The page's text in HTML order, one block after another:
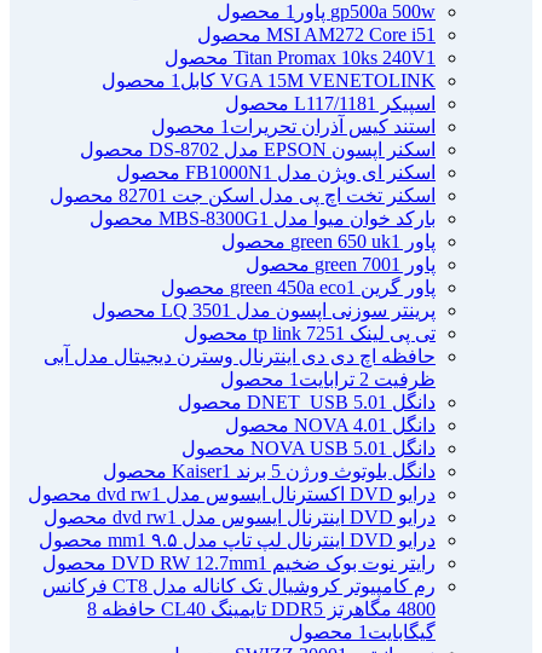
gp500a 500w پاور
1 محصول
MSI AM272 Core i51 محصول
Titan Promax 10ks 240V1 محصول
VGA 15M VENETOLINK کابل
1 محصول
اسپیکر L117/118
1 محصول
استند کیس آذران تحریرات 1 محصول
اسکنر اپسون EPSON مدل DS-870
2 محصول
اسکنر ای ویژن مدل FB1000N 1 محصول
اسکنر تخت اچ پی مدل اسکن جت 8270 1 محصول
بارکد خوان میوا مدل MBS-8300G 1 محصول
پاور green 650 uk
1 محصول
پاور green 700
1 محصول
پاور گرین green 450a eco 1 محصول
پرینتر سوزنی اپسون مدل LQ 350 1 محصول
تی پی لینک tp link 725 1 محصول
حافظه اچ دی دی اینترنال وسترن دیجیتال مدل آبی
ظرفیت 2 ترابایت
1 محصول
دانگل DNET_USB 5.0 1 محصول
دانگل NOVA 4.0 1 محصول
دانگل NOVA USB 5.0 1 محصول
دانگل بلوتوث ورژن 5 برند Kaiser
1 محصول
درایو DVD اکسترنال ایسوس مدل dvd rw
1 محصول
درایو DVD اینترنال ایسوس مدل dvd rw
1 محصول
درایو DVD اینترنال لپ تاپ مدل ۹.۵ mm
1 محصول
رایتر نوت بوک ضخیم DVD RW 12.7mm 1 محصول
رم کامپیوتر کروشیال تک کاناله مدل CT8 فرکانس
4800 مگاهرتز DDR5 تایمینگ CL40 حافظه 8
گیگابایت 1 محصول